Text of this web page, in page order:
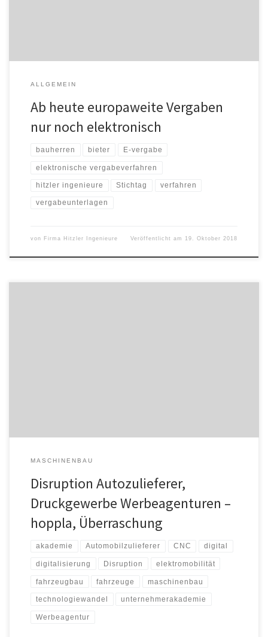
ALLGEMEIN
Ab heute europaweite Vergaben
nur noch elektronisch
bauherren bieter E-vergabe
elektronische vergabeverfahren
hitzler ingenieure Stichtag verfahren
vergabeunterlagen
von Firma Hitzler Ingenieure Veröffentlicht am 19. Oktober 2018
MASCHINENBAU
Disruption Autozulieferer,
Druckgewerbe Werbeagenturen –
hoppla, Überraschung
akademie Automobilzulieferer CNC digital
digitalisierung Disruption elektromobilität
fahrzeugbau fahrzeuge maschinenbau
technologiewandel unternehmerakademie
Werbeagentur